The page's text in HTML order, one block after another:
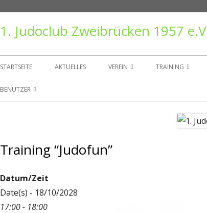
1. Judoclub Zweibrücken 1957
Primäres
Menü
STARTSEITE AKTUELLES VEREIN TRAINING
BENUTZER
KONTO
ABMELDEN
MITGLIEDER
Training “Judofun”
Datum/Zeit
Date(s) - 18/10/2028
17:00 - 18:00